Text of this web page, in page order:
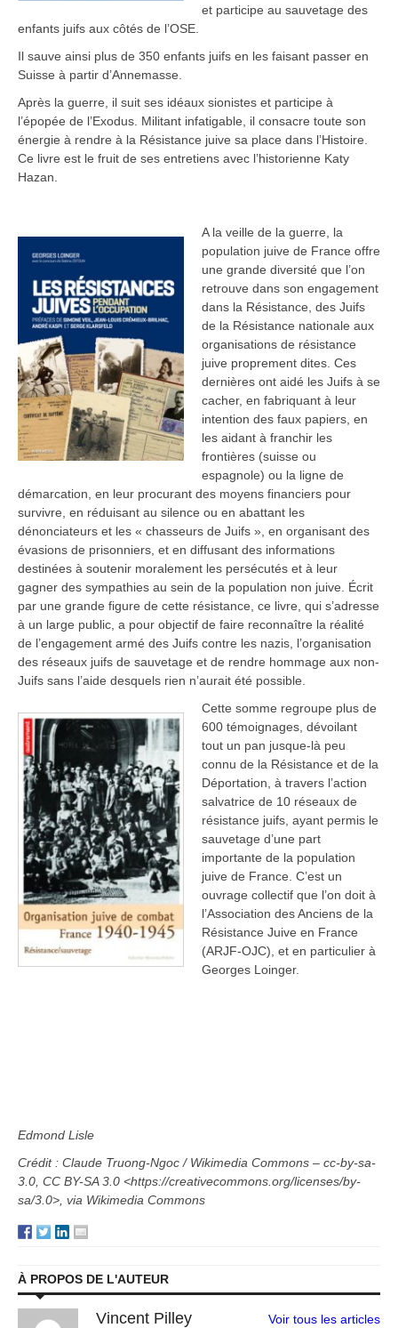
et participe au sauvetage des
enfants juifs aux côtés de l’OSE.
Il sauve ainsi plus de 350 enfants juifs en les faisant passer en
Suisse à partir d’Annemasse.
Après la guerre, il suit ses idéaux sionistes et participe à
l’épopée de l’Exodus. Militant infatigable, il consacre toute son
énergie à rendre à la Résistance juive sa place dans l’Histoire.
Ce livre est le fruit de ses entretiens avec l’historienne Katy
Hazan.
A la veille de la guerre, la
population juive de France offre
une grande diversité que l’on
retrouve dans son engagement
dans la Résistance, des Juifs
de la Résistance nationale aux
organisations de résistance
juive proprement dites. Ces
dernières ont aidé les Juifs à se
cacher, en fabriquant à leur
intention des faux papiers, en
les aidant à franchir les
frontières (suisse ou
espagnole) ou la ligne de
démarcation, en leur procurant des moyens financiers pour
survivre, en réduisant au silence ou en abattant les
dénonciateurs et les « chasseurs de Juifs », en organisant des
évasions de prisonniers, et en diffusant des informations
destinées à soutenir moralement les persécutés et à leur
gagner des sympathies au sein de la population non juive. Écrit
par une grande figure de cette résistance, ce livre, qui s’adresse
à un large public, a pour objectif de faire reconnaître la réalité
de l’engagement armé des Juifs contre les nazis, l’organisation
des réseaux juifs de sauvetage et de rendre hommage aux non-
Juifs sans l’aide desquels rien n’aurait été possible.
Cette somme regroupe plus de
600 témoignages, dévoilant
tout un pan jusque-là peu
connu de la Résistance et de la
Déportation, à travers l’action
salvatrice de 10 réseaux de
résistance juifs, ayant permis le
sauvetage d’une part
importante de la population
juive de France. C’est un
ouvrage collectif que l’on doit à
l’Association des Anciens de la
Résistance Juive en France
(ARJF-OJC), et en particulier à
Georges Loinger.
Edmond Lisle
Crédit : Claude Truong-Ngoc / Wikimedia Commons – cc-by-sa-
3.0, CC BY-SA 3.0 <https://creativecommons.org/licenses/by-
sa/3.0>, via Wikimedia Commons
À PROPOS DE L'AUTEUR
Vincent Pilley Voir tous les articles